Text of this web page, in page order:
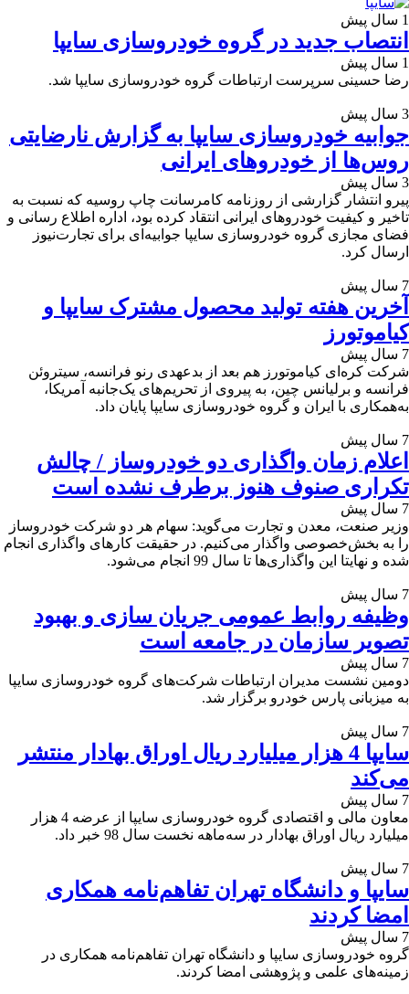
1 سال پیش
انتصاب جدید در گروه خودروسازی سایپا
1 سال پیش
رضا حسینی سرپرست ارتباطات گروه خودروسازی سایپا شد.
3 سال پیش
جوابیه خودروسازی سایپا به گزارش نارضایتی
روس‌ها از خودروهای ایرانی
3 سال پیش
پیرو انتشار گزارشی از روزنامه کامرسانت چاپ روسیه که نسبت به
تاخیر و کیفیت خودروهای ایرانی انتقاد کرده بود، اداره اطلاع رسانی و
فضای مجازی گروه خودروسازی سایپا جوابیه‌ای برای تجارت‌نیوز
ارسال کرد.
7 سال پیش
آخرین هفته تولید محصول مشترک سایپا و
کیاموتورز
7 سال پیش
شرکت کره‌ای کیاموتورز هم بعد از بدعهدی رنو فرانسه، سیتروئن
فرانسه و برلیانس چین، به پیروی از تحریم‌های یک‌جانبه آمریکا،
به‌همکاری با ایران و گروه خودروسازی سایپا پایان داد.
7 سال پیش
اعلام زمان واگذاری دو خودروساز / چالش
تکراری صنوف هنوز برطرف نشده است
7 سال پیش
وزیر صنعت، معدن و تجارت می‌گوید: سهام هر دو شرکت خودروساز
را به بخش‌خصوصی واگذار می‌کنیم. در حقیقت کارهای واگذاری انجام
شده و نهایتا این واگذاری‌ها تا سال 99 انجام می‌شود.
7 سال پیش
وظیفه روابط عمومی جریان سازی و بهبود
تصویر سازمان در جامعه است
7 سال پیش
دومین نشست مدیران ارتباطات شرکت‌های گروه خودروسازی سایپا
به میزبانی پارس خودرو برگزار شد.
7 سال پیش
سایپا 4 هزار ميليارد ريال اوراق بهادار منتشر
می‌كند
7 سال پیش
معاون مالی و اقتصادی گروه خودروسازی سایپا از عرضه 4 هزار
ميليارد ريال اوراق بهادار در سه‌ماهه نخست سال 98 خبر داد.
7 سال پیش
سايپا و دانشگاه تهران تفاهم‌نامه همكاری
امضا كردند
7 سال پیش
گروه خودروسازی سايپا و دانشگاه تهران تفاهم‌نامه همكاری در
زمينه‌های علمی و پژوهشی امضا كردند.